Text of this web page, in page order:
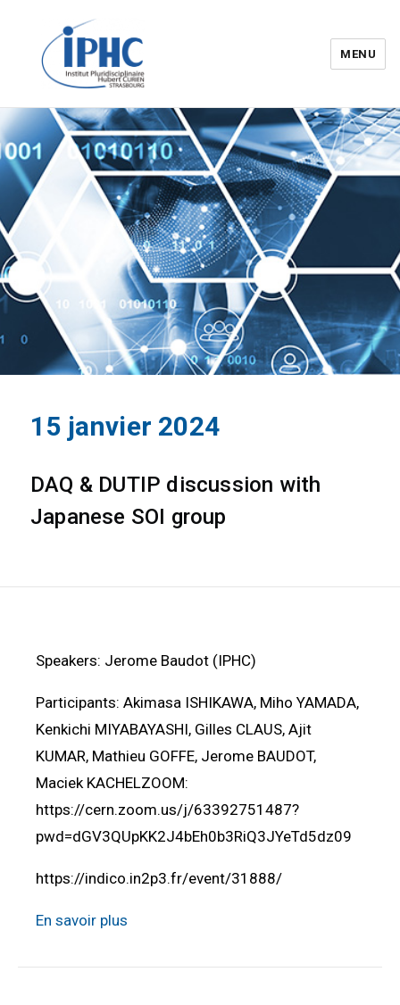
Institut pluridisciplinaire Hubert
Curien – IPHC
MENU
15 janvier 2024
DAQ & DUTIP discussion with
Japanese SOI group
Speakers: Jerome Baudot (IPHC)
Participants: Akimasa ISHIKAWA, Miho YAMADA,
Kenkichi MIYABAYASHI, Gilles CLAUS, Ajit
KUMAR, Mathieu GOFFE, Jerome BAUDOT,
Maciek KACHELZOOM:
https://cern.zoom.us/j/63392751487?
pwd=dGV3QUpKK2J4bEh0b3RiQ3JYeTd5dz09
https://indico.in2p3.fr/event/31888/
En savoir plus